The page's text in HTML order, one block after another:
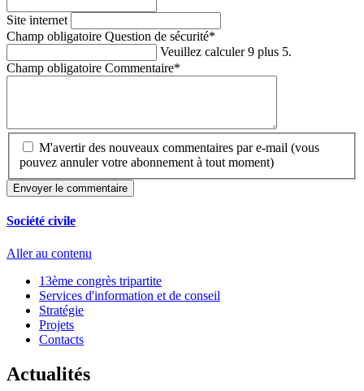
Site internet
Champ obligatoire Question de sécurité*
Veuillez calculer 9 plus 5.
Champ obligatoire Commentaire*
M'avertir des nouveaux commentaires par e-mail (vous
pouvez annuler votre abonnement à tout moment)
Envoyer le commentaire
Société civile
Aller au contenu
13ème congrès tripartite
Services d'information et de conseil
Stratégie
Projets
Contacts
Actualités